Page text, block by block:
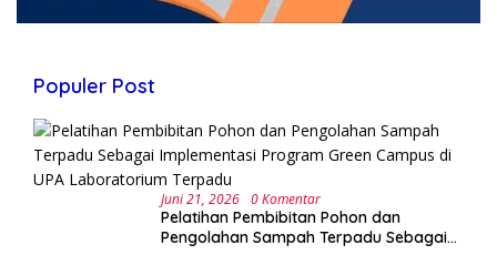
Populer Post
Juni 21, 2026 0 Komentar
Pelatihan Pembibitan Pohon dan
Pengolahan Sampah Terpadu Sebagai